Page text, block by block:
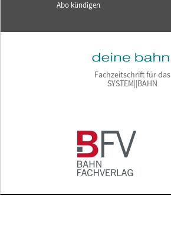
Abo kündigen
Fachzeitschrift für das
SYSTEM||BAHN